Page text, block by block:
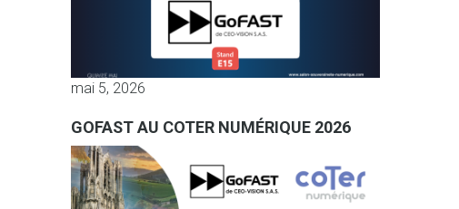
mai 5, 2026
GOFAST AU COTER NUMÉRIQUE 2026